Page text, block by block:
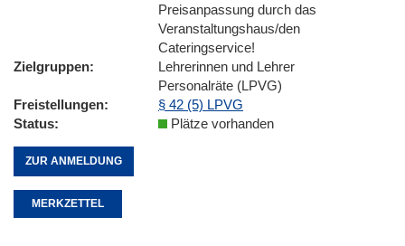
Preisanpassung durch das
Veranstaltungshaus/den
Cateringservice!
Zielgruppen
Lehrerinnen und Lehrer
Personalräte (LPVG)
Freistellungen
§ 42 (5) LPVG
Status
Plätze vorhanden
ZUR ANMELDUNG
MERKZETTEL